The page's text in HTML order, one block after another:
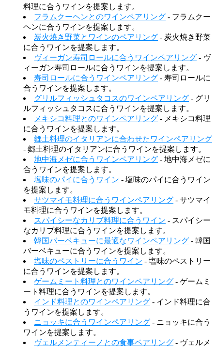
料理に合うワインを提案します。
フラムクーヘンとのワインペアリング - フラムクー
ヘンに合うワインを提案します。
炭火焼き野菜とワインのペアリング - 炭火焼き野菜
に合うワインを提案します。
ヴィーガン寿司ロールに合うワインペアリング - ヴ
ィーガン寿司ロールに合うワインを提案します。
寿司ロールに合うワインペアリング - 寿司ロールに
合うワインを提案します。
グリルフィッシュタコスのワインペアリング - グリ
ルフィッシュタコスに合うワインを提案します。
メキシコ料理とのワインペアリング - メキシコ料理
に合うワインを提案します。
郷土料理のイタリアンに合わせたワインペアリング
- 郷土料理のイタリアンに合うワインを提案します。
地中海メゼに合うワインペアリング - 地中海メゼに
合うワインを提案します。
塩味のパイに合うワイン - 塩味のパイに合うワイン
を提案します。
サツマイモ料理に合うワインペアリング - サツマイ
モ料理に合うワインを提案します。
スパイシーなカリブ料理に合うワイン - スパイシー
なカリブ料理に合うワインを提案します。
韓国バーベキューに最適なワインペアリング - 韓国
バーベキューに合うワインを提案します。
塩味のペストリーに合うワイン - 塩味のペストリー
に合うワインを提案します。
ゲームミート料理とのワインペアリング - ゲームミ
ート料理に合うワインを提案します。
インド料理とのワインペアリング - インド料理に合
うワインを提案します。
ニョッキに合うワインペアリング - ニョッキに合う
ワインを提案します。
ヴェルメンティーノとの食事ペアリング - ヴェルメ